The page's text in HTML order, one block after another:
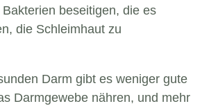
beseitigen, die es
die Schleimhaut zu
Darm gibt es weniger gute
Darmgewebe nähren, und mehr